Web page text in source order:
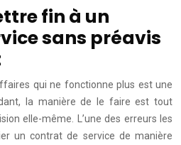
fin à un
sans préavis
qui ne fonctionne plus est une
la manière de le faire est tout
elle-même. L’une des erreurs les
un contrat de service de manière